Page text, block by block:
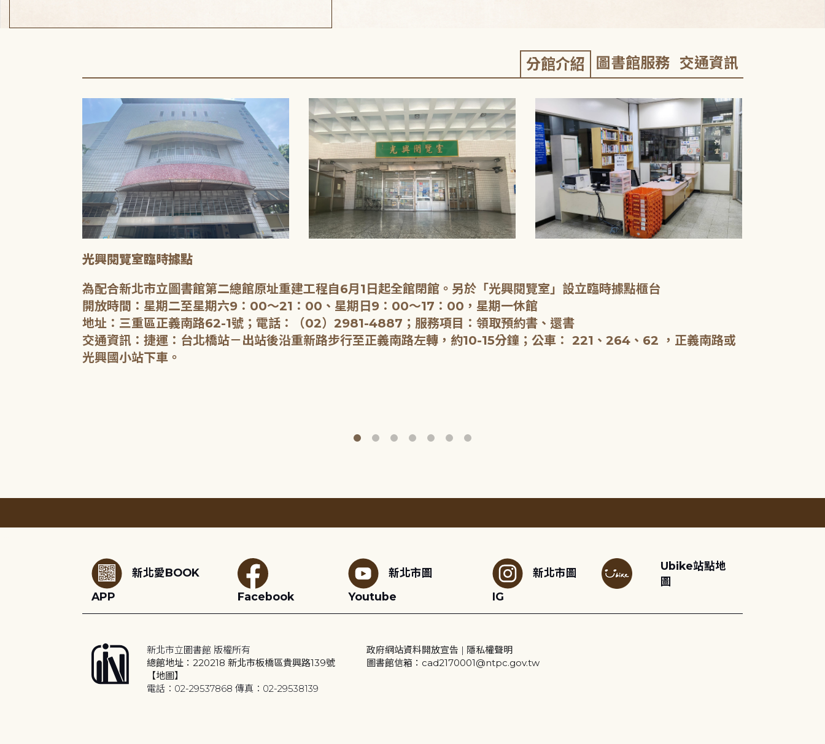
分館介紹 圖書館服務 交通資訊
光興閱覽室臨時據點
為配合新北市立圖書館第二總館原址重建工程自6月1日起全館閉館。另於「光興閱覽室」設立臨時據點櫃台
開放時間：星期二至星期六9：00～21：00、星期日9：00～17：00，星期一休館
地址：三重區正義南路62-1號；電話：（02）2981-4887；服務項目：領取預約書、還書
交通資訊：捷運：台北橋站－出站後沿重新路步行至正義南路左轉，約10-15分鐘；公車： 221、264、62 ，正義南路或
光興國小站下車。
新北愛BOOK
APP
Facebook
新北市圖
Youtube
新北市圖
IG
Ubike站點地
圖
新北市立圖書館 版權所有
總館地址：220218 新北市板橋區貴興路139號
【地圖】
電話：02-29537868 傳真：02-29538139
政府網站資料開放宣告 | 隱私權聲明
圖書館信箱：cad2170001@ntpc.gov.tw